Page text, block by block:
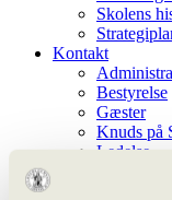
Skolens
Kontakt
Bestyrelse
Gæster
Knuds på
Ledelse